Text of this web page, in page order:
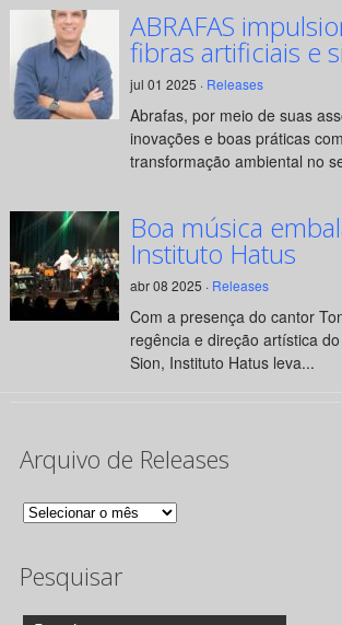
ABRAFAS
fibras artificiais e
jul 01 2025 · Releases
Abrafas, por meio de suas
inovações e boas práticas
transformação ambiental no
Boa música
Instituto Hatus
abr 08 2025 · Releases
Com a presença do cantor
regência e direção artística
Sion, Instituto Hatus leva...
Arquivo de Releases
Arquivo
Releases
Pesquisar